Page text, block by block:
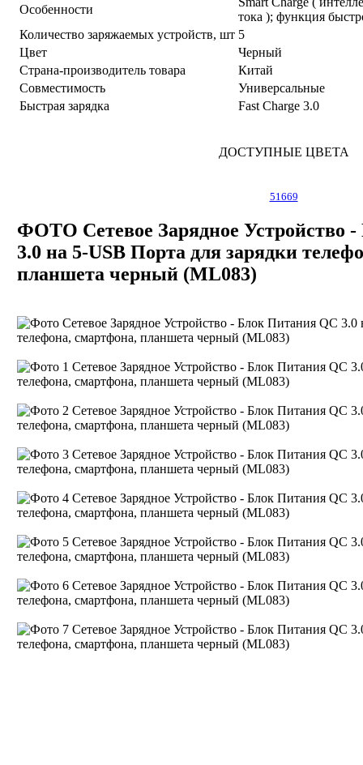
Особенности
тока ); функция
Количество заряжаемых устройств, шт 5
Цвет
Черный
Страна-производитель товара
Китай
Совместимость
Универсальные
Быстрая зарядка
Fast Charge 3.0
ДОСТУПНЫЕ ЦВЕТА
51669
ФОТО Сетевое Зарядное Устройство
3.0 на 5-USB Порта для зарядки
планшета черный (ML083)